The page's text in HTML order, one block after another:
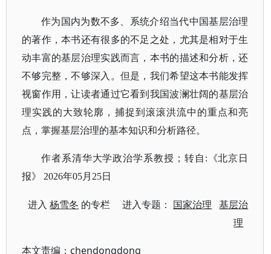
作为国内为数不多、系统介绍当代中国基层治理
的著作，本书还有很多的不足之处，尤其是相对于生
动丰富的基层治理实践而言，本书的描述和分析，还
不够完整，不够深入。但是，我们希望这本书能发挥
视窗作用，让读者通过它看到我国波澜壮阔的基层治
理实践的大致轮廓，捕捉到滚滚洪流中的重点和亮
点，掌握基层治理的基本知识和分析路径。
作者系清华大学政治学系教授；转自 :《北京日
报》 2026年05月25日
进入杨雪冬 的专栏 进入专题： 国家治理
基层治
理
本文责编： chendongdong